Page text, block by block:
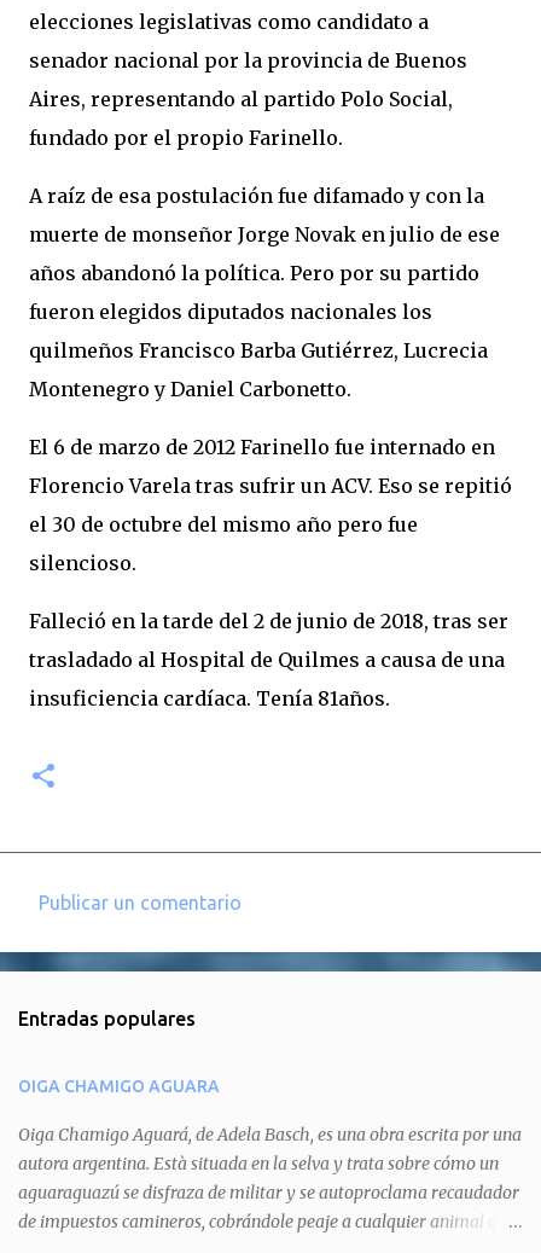
elecciones legislativas como candidato a
senador nacional por la provincia de Buenos
Aires, representando al partido Polo Social,
fundado por el propio Farinello.
A raíz de esa postulación fue difamado y con la
muerte de monseñor Jorge Novak en julio de ese
años abandonó la política. Pero por su partido
fueron elegidos diputados nacionales los
quilmeños Francisco Barba Gutiérrez, Lucrecia
Montenegro y Daniel Carbonetto.
El 6 de marzo de 2012 Farinello fue internado en
Florencio Varela tras sufrir un ACV. Eso se repitió
el 30 de octubre del mismo año pero fue
silencioso.
Falleció en la tarde del 2 de junio de 2018, tras ser
trasladado al Hospital de Quilmes a causa de una
insuficiencia cardíaca. Tenía 81años.
e
t
a
r
i
o
Publicar un comentario
Entradas populares
OIGA CHAMIGO AGUARA
Oiga Chamigo Aguará, de Adela Basch, es una obra escrita por una
autora argentina. Està situada en la selva y trata sobre cómo un
aguaraguazú se disfraza de militar y se autoproclama recaudador
de impuestos camineros, cobrándole peaje a cualquier animal que